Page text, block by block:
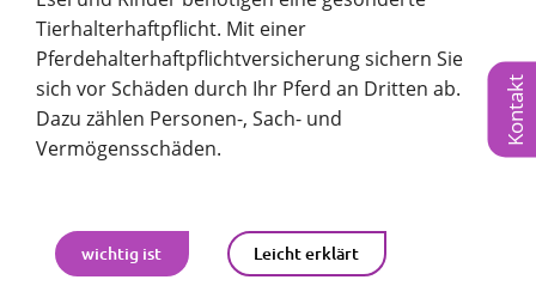
Tierhalterhaftpflicht. Mit einer
Pferdehalterhaftpflichtversicherung sichern Sie
sich vor Schäden durch Ihr Pferd an Dritten ab.
Dazu zählen Personen-, Sach- und
Vermögensschäden.
wichtig ist Leicht erklärt
Kontakt